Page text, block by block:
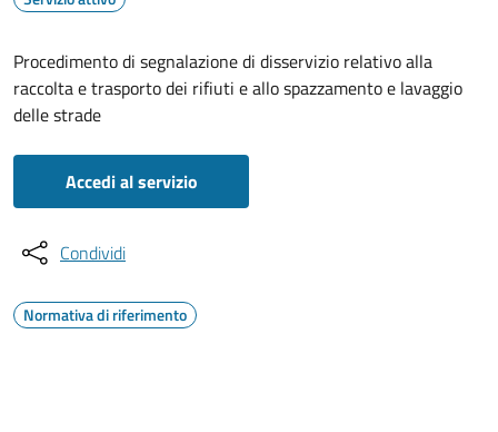
Procedimento di segnalazione di disservizio relativo alla
raccolta e trasporto dei rifiuti e allo spazzamento e lavaggio
delle strade
Accedi al servizio
Condividi
Normativa di riferimento